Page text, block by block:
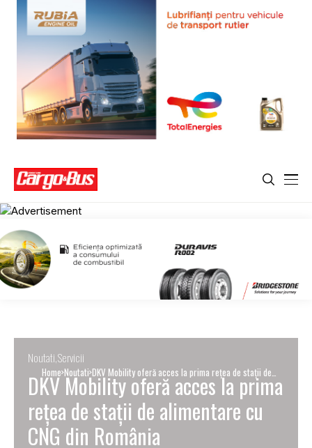
Home Noutati DKV Mobility oferă acces la prima rețea de stații de
alimentare cu CNG din România
Noutati Servicii
DKV Mobility oferă acces la prima
rețea de stații de alimentare cu
CNG din România